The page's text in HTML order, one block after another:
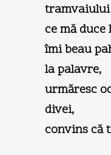
tramvaiului
ce mă
îmi beau
la palavre,
urmăresc
divei,
convins că